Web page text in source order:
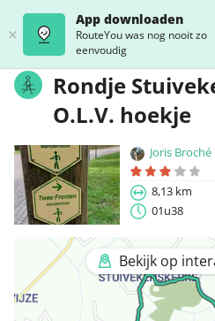
App downloaden
RouteYou was nog nooit zo
eenvoudig
Rondje
O.L.V. hoekje
Joris Broché
8,13 km
01u38
Bekijk op